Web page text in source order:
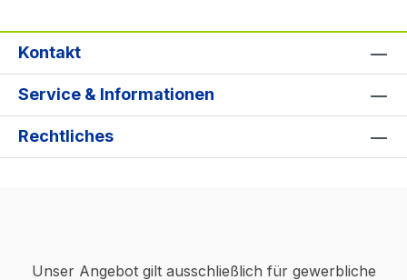
Kontakt
Service & Informationen
Rechtliches
Unser Angebot gilt ausschließlich für gewerbliche